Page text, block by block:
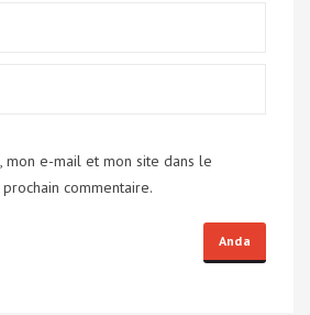
mon e-mail et mon site dans le
commentaire.